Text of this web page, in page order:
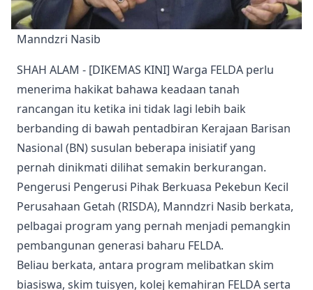
Manndzri Nasib
SHAH ALAM - [DIKEMAS KINI] Warga FELDA perlu
menerima hakikat bahawa keadaan tanah
rancangan itu ketika ini tidak lagi lebih baik
berbanding di bawah pentadbiran Kerajaan Barisan
Nasional (BN) susulan beberapa inisiatif yang
pernah dinikmati dilihat semakin berkurangan.
Pengerusi Pengerusi Pihak Berkuasa Pekebun Kecil
Perusahaan Getah (RISDA), Manndzri Nasib berkata,
pelbagai program yang pernah menjadi pemangkin
pembangunan generasi baharu FELDA.
Beliau berkata, antara program melibatkan skim
biasiswa, skim tuisyen, kolej kemahiran FELDA serta